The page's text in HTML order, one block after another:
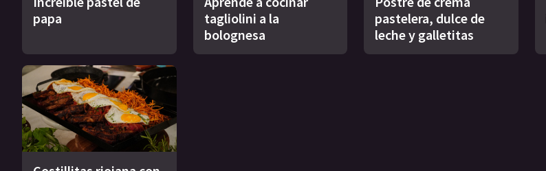
papa
tagliolini a la
bolognesa
pastelera, dulce de
leche y galletitas